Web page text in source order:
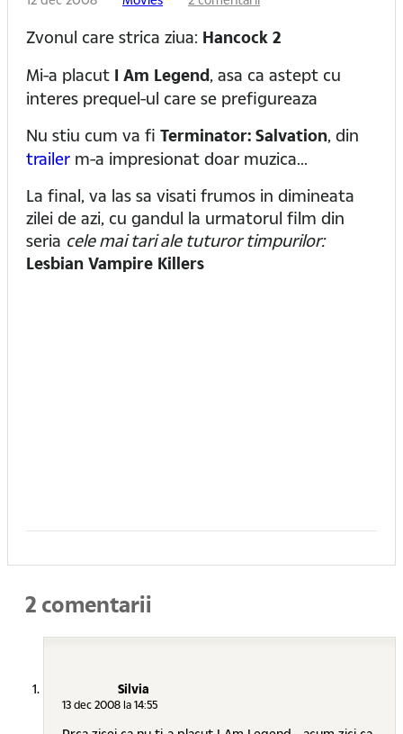
Zvonul care strica ziua: Hancock 2
Mi-a placut I Am Legend, asa ca astept cu
interes prequel-ul care se prefigureaza
Nu stiu cum va fi Terminator: Salvation, din
trailer m-a impresionat doar muzica...
La final, va las sa visati frumos in dimineata
zilei de azi, cu gandul la urmatorul film din
seria cele mai tari ale tuturor timpurilor:
Lesbian Vampire Killers
2 comentarii
Silvia
13 dec 2008 la 14:55